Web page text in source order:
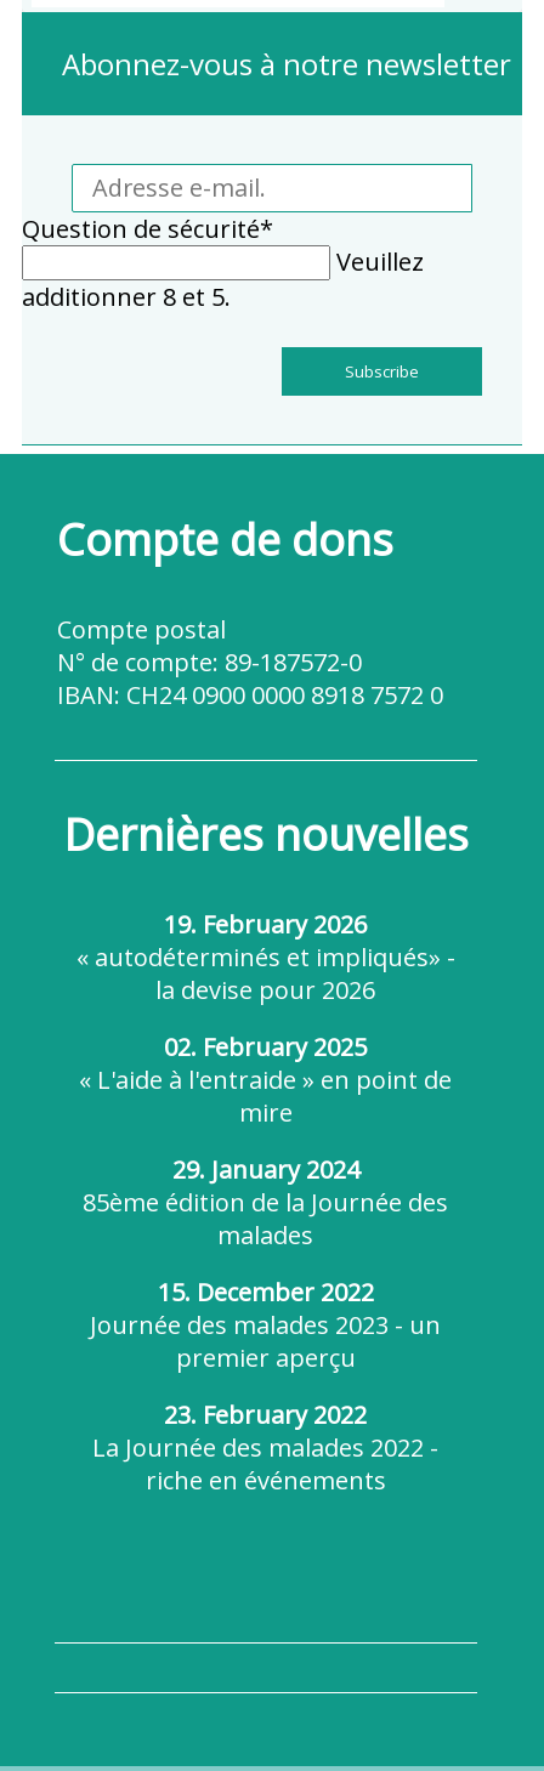
Abonnez-vous à notre newsletter
Adresse
e-
mail.
Champ
Question de sécurité*
Veuillez
additionner 8 et 5.
Subscribe
Compte de dons
Compte postal
N° de compte: 89-187572-0
IBAN: CH24 0900 0000 8918 7572 0
Dernières nouvelles
19. February 2026
« autodéterminés et impliqués» -
la devise pour 2026
02. February 2025
« L'aide à l'entraide » en point de
mire
29. January 2024
85ème édition de la Journée des
malades
15. December 2022
Journée des malades 2023 - un
premier aperçu
23. February 2022
La Journée des malades 2022 -
riche en événements